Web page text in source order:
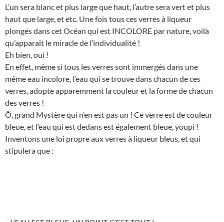
L’un sera blanc et plus large que haut, l’autre sera vert et plus
haut que large, et etc. Une fois tous ces verres à liqueur
plongés dans cet Océan qui est INCOLORE par nature, voilà
qu’apparaît le miracle de l’individualité !
Eh bien, oui !
En effet, même si tous les verres sont immergés dans une
même eau incolore, l’eau qui se trouve dans chacun de ces
verres, adopte apparemment la couleur et la forme de chacun
des verres !
Ô, grand Mystère qui n’en est pas un ! Ce verre est de couleur
bleue, et l’eau qui est dedans est également bleue, youpi !
Inventons une loi propre aux verres à liqueur bleus, et qui
stipulera que :